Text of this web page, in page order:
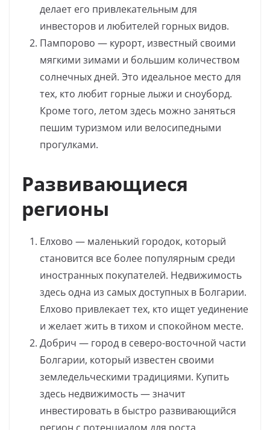
делает его привлекательным для
инвесторов и любителей горных видов.
Пампорово — курорт, известный своими
мягкими зимами и большим количеством
солнечных дней. Это идеальное место для
тех, кто любит горные лыжи и сноуборд.
Кроме того, летом здесь можно заняться
пешим туризмом или велосипедными
прогулками.
Развивающиеся
регионы
Елхово — маленький городок, который
становится все более популярным среди
иностранных покупателей. Недвижимость
здесь одна из самых доступных в Болгарии.
Елхово привлекает тех, кто ищет уединение
и желает жить в тихом и спокойном месте.
Добрич — город в северо-восточной части
Болгарии, который известен своими
земледельческими традициями. Купить
здесь недвижимость — значит
инвестировать в быстро развивающийся